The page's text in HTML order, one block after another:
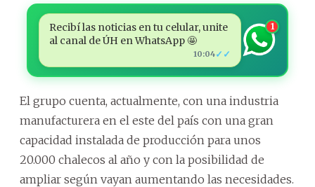
Recibí las noticias en tu celular, unite
al canal de ÚH en WhatsApp 🤩
10:04✓✓
1
El grupo cuenta, actualmente, con una industria
manufacturera en el este del país con una gran
capacidad instalada de producción para unos
20.000 chalecos al año y con la posibilidad de
ampliar según vayan aumentando las necesidades.